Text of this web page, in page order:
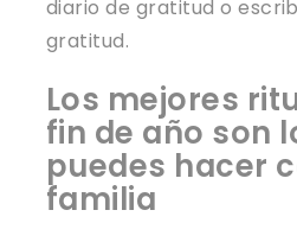
diario de gratitud o
gratitud.
Los mejores
fin de año son
puedes hacer
familia